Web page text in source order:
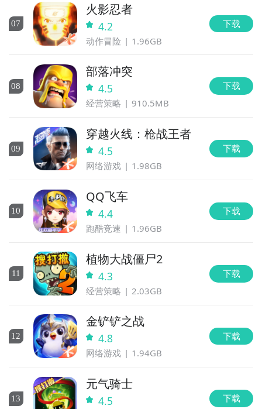
07
火影忍者
4.2
动作冒险 1.96GB
下载
08
部落冲突
4.5
经营策略 910.5MB
下载
09
穿越火线：枪战王者
4.5
网络游戏 1.98GB
下载
10
QQ飞车
4.4
跑酷竞速 1.96GB
下载
11
植物大战僵尸2
4.3
经营策略 2.03GB
下载
12
金铲铲之战
4.8
网络游戏 1.94GB
下载
13
元气骑士
4.5 下载